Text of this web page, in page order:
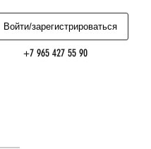
Войти/зарегистрироваться
+7 965 427 55 90